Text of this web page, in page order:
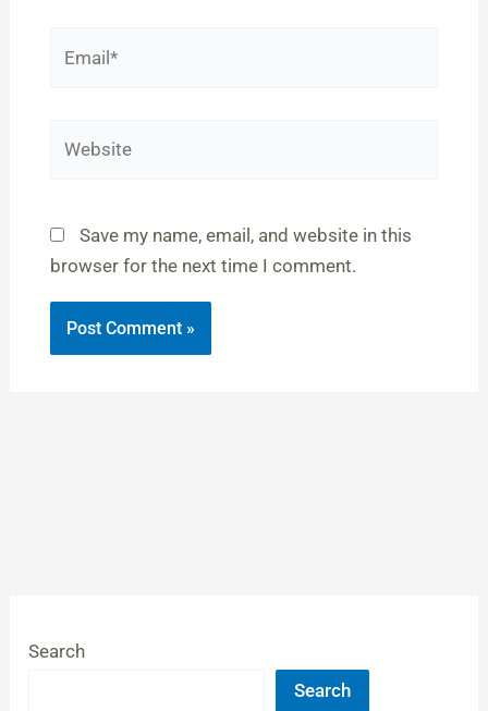
Save my name, email, and website in this
browser for the next time I comment.
Search
Search